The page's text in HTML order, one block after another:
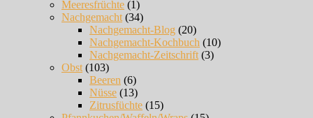
Meeresfrüchte (1)
Nachgemacht (34)
Nachgemacht-Blog (20)
Nachgemacht-Kochbuch (10)
Nachgemacht-Zeitschrift (3)
Obst (103)
Beeren (6)
Nüsse (13)
Zitrusfüchte (15)